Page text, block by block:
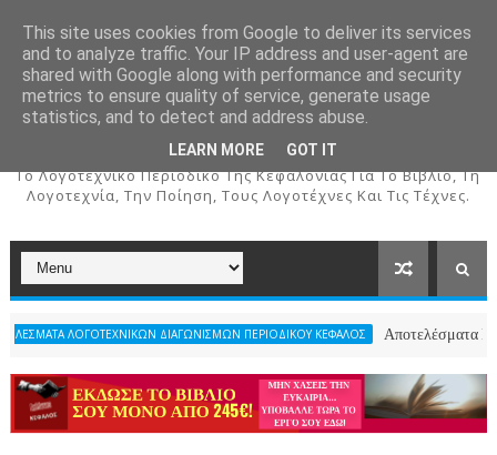
ΚΕΦΑΛΟΣ
To Λογοτεχνικό Περιοδικό Της Κεφαλονιάς Για Το Βιβλίο, Τη
Λογοτεχνία, Την Ποίηση, Τους Λογοτέχνες Και Τις Τέχνες.
ΔΙΑΓΩΝΙΣΜΩΝ ΠΕΡΙΟΔΙΚΟΥ ΚΕΦΑΛΟΣ Αποτελέσματα Κατηγορίας
This site uses cookies from Google to deliver its services
and to analyze traffic. Your IP address and user-agent are
shared with Google along with performance and security
metrics to ensure quality of service, generate usage
statistics, and to detect and address abuse.
LEARN MORE GOT IT